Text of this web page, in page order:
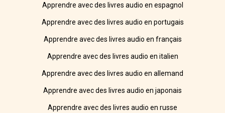
Apprendre avec des livres audio en espagnol
Apprendre avec des livres audio en portugais
Apprendre avec des livres audio en français
Apprendre avec des livres audio en italien
Apprendre avec des livres audio en allemand
Apprendre avec des livres audio en japonais
Apprendre avec des livres audio en russe